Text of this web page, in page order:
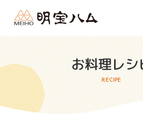
お料理レシ
RECIPE